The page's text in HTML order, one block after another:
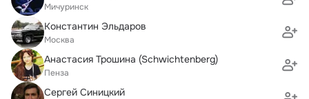
Мичуринск
Константин Эльдаров
Москва
Анастасия Трошина (Schwichtenberg)
Пенза
Сергей Синицкий